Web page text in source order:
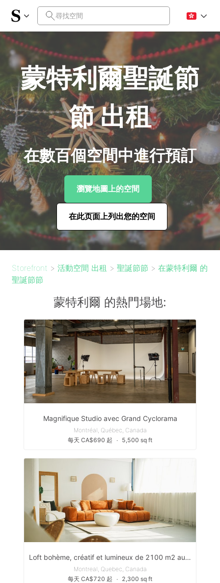
蒙特利爾聖誕節
節 出租
在數百個空間中進行預訂
瀏覽地圖上的空間
在此页面上列出您的空间
Storefront > 活動空間 出租 > 聖誕節節 > 在蒙特利爾 的
聖誕節節
蒙特利爾 的熱門場地:
Magnifique Studio avec Grand Cyclorama
Montréal, Québec, Canada
每天 CA$690 起
∙ 5,500 sq ft
Loft bohème, créatif et lumineux de 2100 m2 au coeur de MTL
Montreal, Quebec, Canada
每天 CA$720 起
∙ 2,300 sq ft